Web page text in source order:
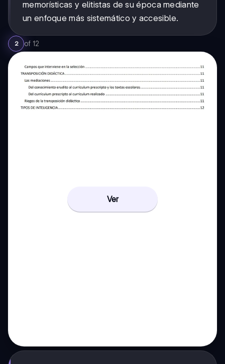
memorísticas y elitistas de su época mediante
un enfoque más sistemático y accesible.
2 of 12
Ver